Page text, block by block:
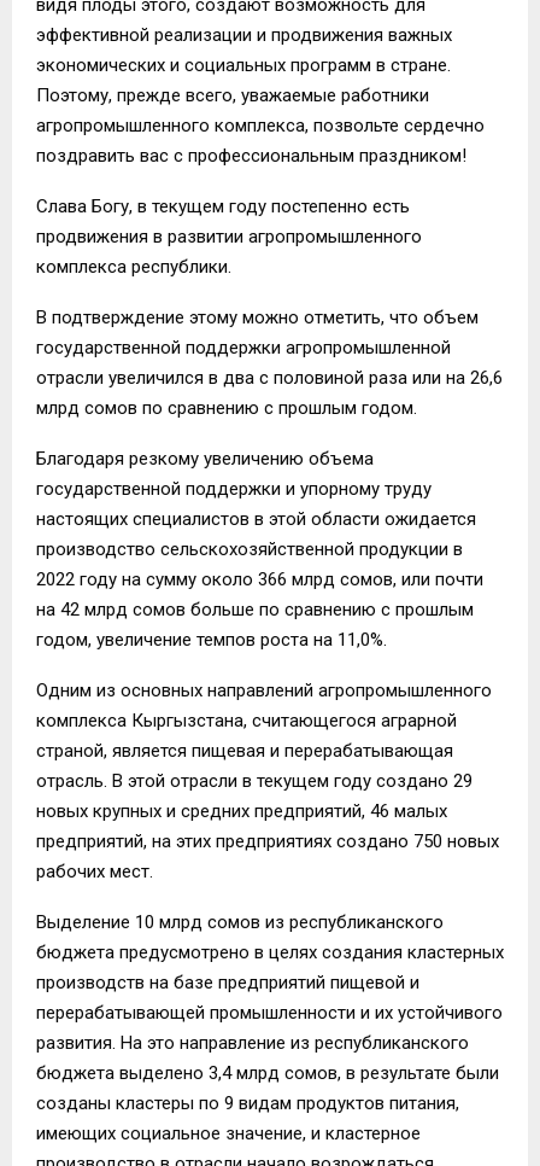
видя плоды этого, создают возможность для
эффективной реализации и продвижения важных
экономических и социальных программ в стране.
Поэтому, прежде всего, уважаемые работники
агропромышленного комплекса, позвольте сердечно
поздравить вас с профессиональным праздником!
Слава Богу, в текущем году постепенно есть
продвижения в развитии агропромышленного
комплекса республики.
В подтверждение этому можно отметить, что объем
государственной поддержки агропромышленной
отрасли увеличился в два с половиной раза или на 26,6
млрд сомов по сравнению с прошлым годом.
Благодаря резкому увеличению объема
государственной поддержки и упорному труду
настоящих специалистов в этой области ожидается
производство сельскохозяйственной продукции в
2022 году на сумму около 366 млрд сомов, или почти
на 42 млрд сомов больше по сравнению с прошлым
годом, увеличение темпов роста на 11,0%.
Одним из основных направлений агропромышленного
комплекса Кыргызстана, считающегося аграрной
страной, является пищевая и перерабатывающая
отрасль. В этой отрасли в текущем году создано 29
новых крупных и средних предприятий, 46 малых
предприятий, на этих предприятиях создано 750 новых
рабочих мест.
Выделение 10 млрд сомов из республиканского
бюджета предусмотрено в целях создания кластерных
производств на базе предприятий пищевой и
перерабатывающей промышленности и их устойчивого
развития. На это направление из республиканского
бюджета выделено 3,4 млрд сомов, в результате были
созданы кластеры по 9 видам продуктов питания,
имеющих социальное значение, и кластерное